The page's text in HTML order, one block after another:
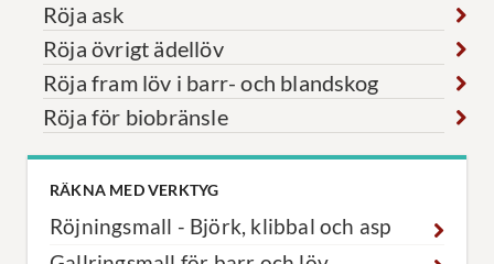
Röja ask
Röja övrigt ädellöv
Röja fram löv i barr- och blandskog
Röja för biobränsle
RÄKNA MED VERKTYG
Röjningsmall - Björk, klibbal och asp